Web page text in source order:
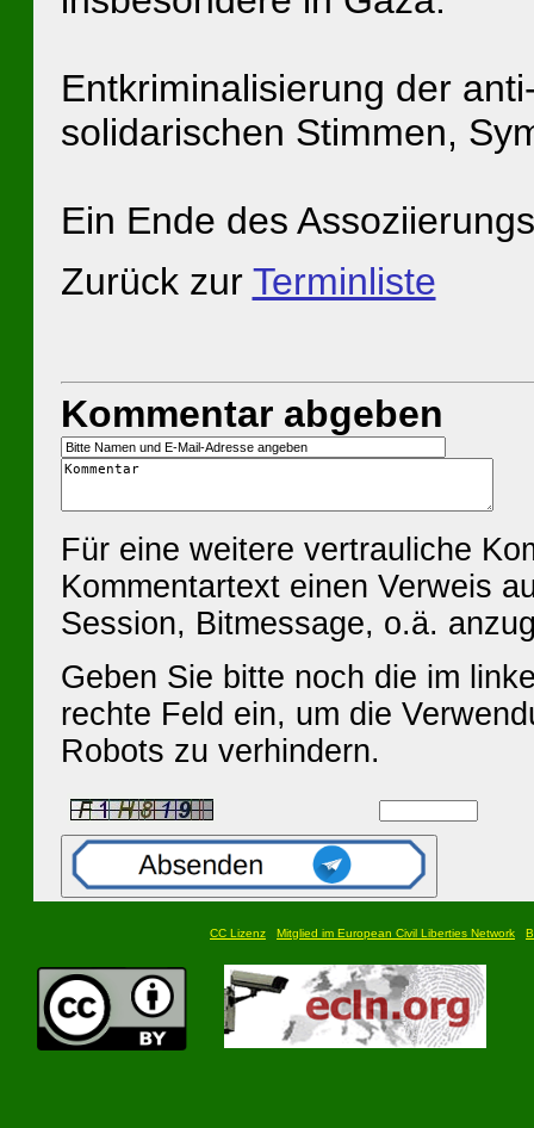
Entkriminalisierung der
solidarischen Stimmen,
Ein Ende des
Zurück zur Terminliste
Kommentar abgeben
Für eine weitere vertrauliche
Kommentartext einen Verweis
Session, Bitmessage, o.ä.
Geben Sie bitte noch die im
rechte Feld ein, um die
Robots zu verhindern.
CC Lizenz Mitglied im European Civil Liberties Network